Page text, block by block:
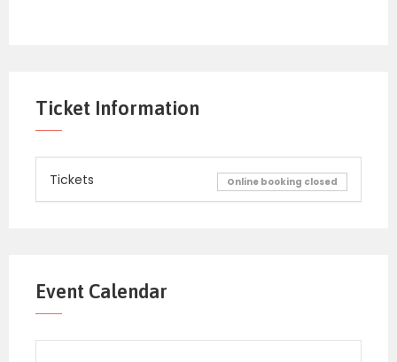
Ticket Information
Tickets Online booking closed
Event Calendar